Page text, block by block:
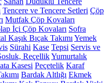
Tencere ve Tencere Setleri Çöp
Mutfak Çöp Kovaları
İçi Çöp Kovaları Sofra
Kaşık Bıçak Takımı Yemek
Sürahi Kase Tepsi Servis ve
ReçellikYumurtalık
Kasesi Peçetelik Karaf
Bardak Altlığı Ekmek